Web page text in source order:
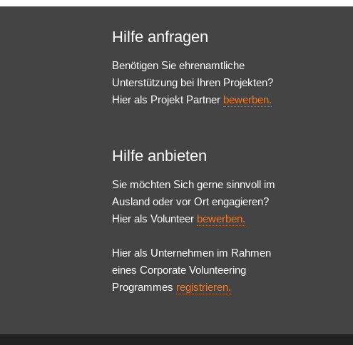
Hilfe anfragen
Benötigen Sie ehrenamtliche
Unterstützung bei Ihren Projekten?
Hier als Projekt Partner bewerben.
Hilfe anbieten
Sie möchten Sich gerne sinnvoll im
Ausland oder vor Ort engagieren?
Hier als Volunteer bewerben.
Hier als Unternehmen im Rahmen
eines Corporate Volunteering
Programmes registrieren.